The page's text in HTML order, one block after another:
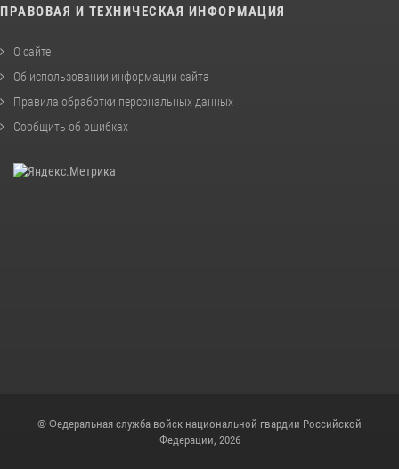
ПРАВОВАЯ И ТЕХНИЧЕСКАЯ ИНФОРМАЦИЯ
О сайте
Об использовании информации сайта
Правила обработки персональных данных
Сообщить об ошибках
© Федеральная служба войск национальной гвардии Российской
Федерации, 2026